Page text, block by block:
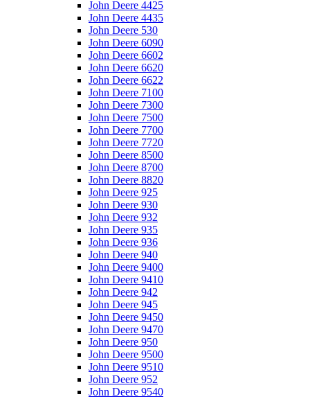
John Deere 4425
John Deere 4435
John Deere 530
John Deere 6090
John Deere 6602
John Deere 6620
John Deere 6622
John Deere 7100
John Deere 7300
John Deere 7500
John Deere 7700
John Deere 7720
John Deere 8500
John Deere 8700
John Deere 8820
John Deere 925
John Deere 930
John Deere 932
John Deere 935
John Deere 936
John Deere 940
John Deere 9400
John Deere 9410
John Deere 942
John Deere 945
John Deere 9450
John Deere 9470
John Deere 950
John Deere 9500
John Deere 9510
John Deere 952
John Deere 9540